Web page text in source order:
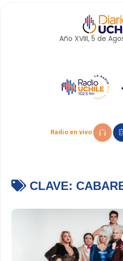
Año XVIII, 5 de
Radio en vivo
CLAVE: